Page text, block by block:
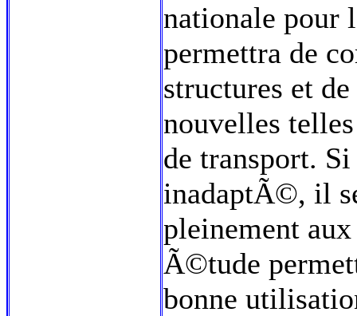
nationale pour
permettra de
structures et
nouvelles
de transport.
inadaptÃ©, il
pleinement
Ã©tude
bonne